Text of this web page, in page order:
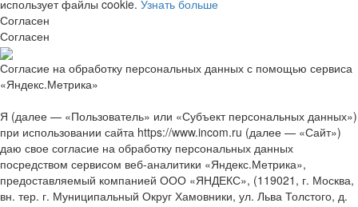
использует файлы cookie. Узнать больше
Согласен
Согласен
Согласие на обработку персональных данных с помощью сервиса
«Яндекс.Метрика»
Я (далее — «Пользователь» или «Субъект персональных данных»)
при использовании сайта https://www.incom.ru (далее — «Сайт»)
даю свое согласие на обработку персональных данных
посредством сервисом веб-аналитики «Яндекс.Метрика»,
предоставляемый компанией ООО «ЯНДЕКС», (119021, г. Москва,
вн. тер. г. Муниципальный Округ Хамовники, ул. Льва Толстого, д.